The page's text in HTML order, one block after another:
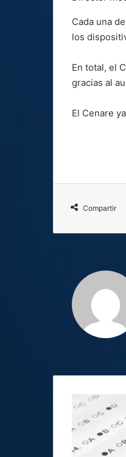
Cada una
los
En total, el
gracias al
El Cenare
Compartir
Evaluarán
estudiantes
15